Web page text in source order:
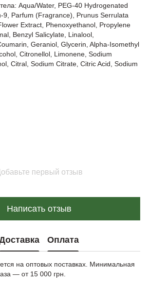
Aqua/Water, PEG-40 Hydrogenated
9, Parfum (Fragrance), Prunus Serrulata
Extract, Phenoxyethanol, Propylene
Benzyl Salicylate, Linalool,
Geraniol, Glycerin, Alpha-Isomethyl
Citronellol, Limonene, Sodium
Citral, Sodium Citrate, Citric Acid, Sodium
первый отзыв
Написать отзыв
Оплата
на оптовых поставках. Минимальная
— от 15 000 грн.